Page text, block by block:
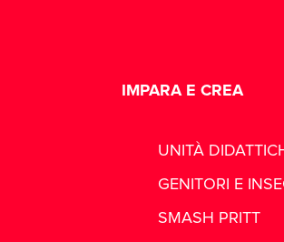
IMPARA E CREA
UNITÀ
GENITORI E
SMASH PRITT